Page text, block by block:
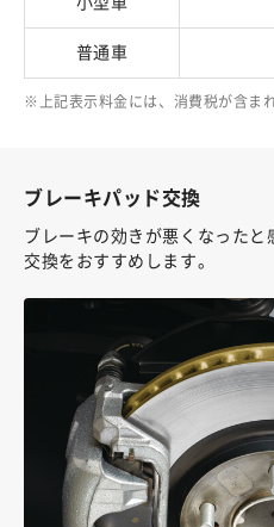
普通車
上記表示料金には、消費税が含ま
ブレーキパッド交換
ブレーキの効きが悪くなった
交換をおすすめします。